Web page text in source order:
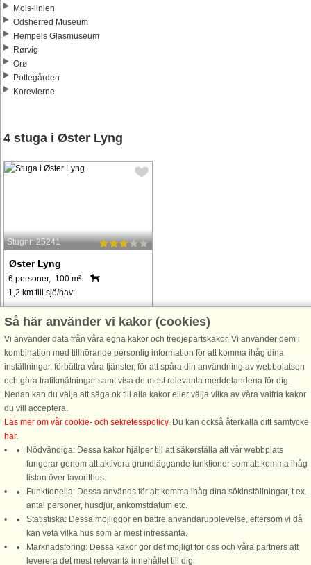
Mols-linien
Odsherred Museum
Hempels Glasmuseum
Rørvig
Orø
Pottegården
Korevlerne
4 stuga i Øster Lyng
Stugnr: 25241
Øster Lyng
6 personer, 100 m²
1,2 km till sjö/hav:.
Velkommen til Øster Lyng og dette
charmerende feriehus, hvor
moderne komfort møder en hyggelig
og indbydende atmosfære. Perfekt til
familier eller grupper, der søger en
fredelig ferie, huset kombinerer ...
från 4.249 SEK
DanCenter A/S - Kronprinsensgade 3, 2. - 1114 København K - Danmark
Tel.: +45 70 13 00 00 - Fax.: +45 70 13 70 70 - Bank: Danske Bank/Stockholm
Bank-giro nr. 5209-6575 - CVR: 67324013
Så här använder vi kakor (cookies)
Vi använder data från våra egna kakor och tredjepartskakor. Vi använder dem i
kombination med tillhörande personlig information för att komma ihåg dina
inställningar, förbättra våra tjänster, för att spåra din användning av webbplatsen
och göra trafikmätningar samt visa de mest relevanta meddelandena för dig.
Nedan kan du välja att säga ok till alla kakor eller välja vilka av våra valfria kakor
du vill acceptera.
Läs mer om vår cookie- och sekretesspolicy. Du kan också återkalla ditt samtycke
här.
Nödvändiga: Dessa kakor hjälper till att säkerställa att vår webbplats
fungerar genom att aktivera grundläggande funktioner som att komma ihåg
listan över favorithus.
Funktionella: Dessa används för att komma ihåg dina sökinställningar, t.ex.
antal personer, husdjur, ankomstdatum etc.
Statistiska: Dessa möjliggör en bättre användarupplevelse, eftersom vi då
kan veta vilka hus som är mest intressanta.
Marknadsföring: Dessa kakor gör det möjligt för oss och våra partners att
leverera det mest relevanta innehållet till dig.